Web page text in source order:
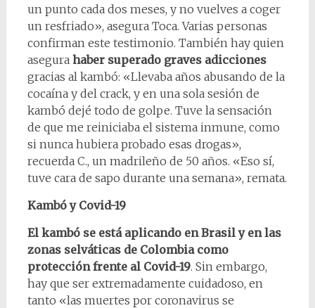
un punto cada dos meses, y no vuelves a coger
un resfriado», asegura Toca. Varias personas
confirman este testimonio. También hay quien
asegura haber superado graves adicciones
gracias al kambó: «Llevaba años abusando de la
cocaína y del crack, y en una sola sesión de
kambó dejé todo de golpe. Tuve la sensación
de que me reiniciaba el sistema inmune, como
si nunca hubiera probado esas drogas»,
recuerda C., un madrileño de 50 años. «Eso sí,
tuve cara de sapo durante una semana», remata.
Kambó y Covid-19
El kambó se está aplicando en Brasil y en las
zonas selváticas de Colombia como
protección frente al Covid-19. Sin embargo,
hay que ser extremadamente cuidadoso, en
tanto «las muertes por coronavirus se